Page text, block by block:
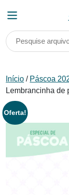
Início / Páscoa
Lembrancinha de
Oferta!